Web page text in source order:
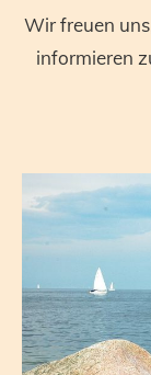
Wir freuen
informieren